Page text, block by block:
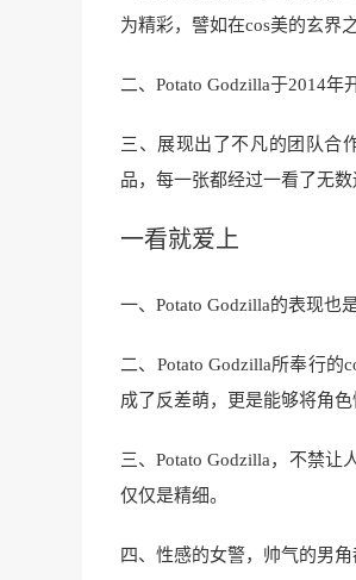
为精彩，譬如在cos美的玄界
二、Potato Godzilla于2014
三、展现出了不凡的团队合
品，每一张都经过一看了无
一看就爱上
一、Potato Godzilla的表现也
二、Potato Godzilla所奉行
成了反差萌，更是能够将角色
三、Potato Godzilla，不禁
仅仅是精细。
四、性感的女警，帅气的男